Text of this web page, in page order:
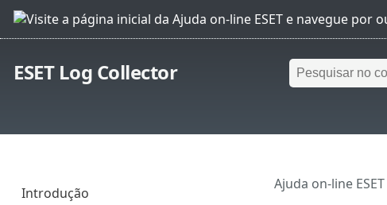
ESET Log Collector
Ajuda on-line ESET